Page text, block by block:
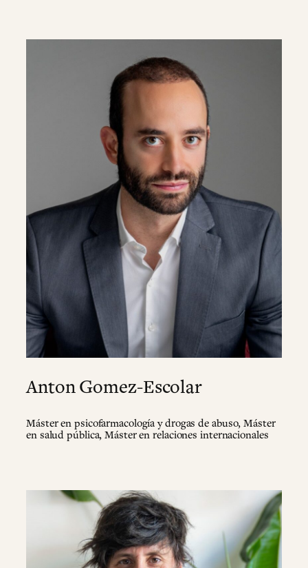
Anton Gomez-Escolar
Máster en psicofarmacología y drogas de abuso, Máster
en salud pública, Máster en relaciones internacionales